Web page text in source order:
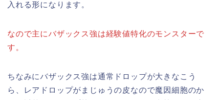
入れる形になります。
なので主にバザックス強は経験値特化のモンスターで
す。
ちなみにバザックス強は通常ドロップが大きなこう
ら、レアドロップがまじゅうの皮なので魔因細胞のか